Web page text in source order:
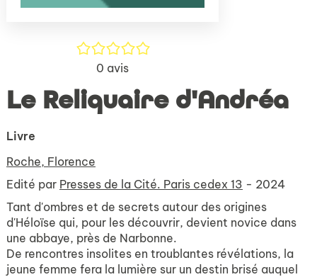
/5
0 avis
Le Reliquaire d'Andréa
Livre
Roche, Florence
Edité par Presses de la Cité. Paris cedex 13 - 2024
Tant d'ombres et de secrets autour des origines
d'Héloïse qui, pour les découvrir, devient novice dans
une abbaye, près de Narbonne.
De rencontres insolites en troublantes révélations, la
jeune femme fera la lumière sur un destin brisé auquel